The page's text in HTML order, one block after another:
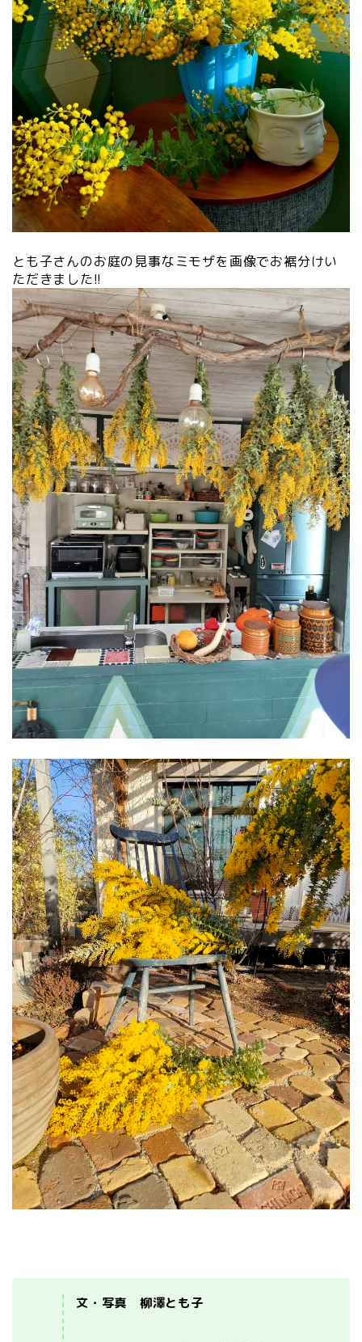
とも子さんのお庭の見事なミモザを画像でお裾分けい
ただきました!!
文・写真 柳澤とも子